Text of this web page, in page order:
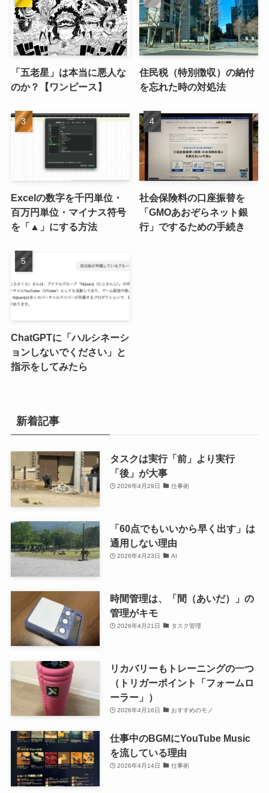
「五老星」は本当に悪人な
のか？【ワンピース】
住民税（特別徴収）の納付
を忘れた時の対処法
Excelの数字を千円単位・
百万円単位・マイナス符号
を「▲」にする方法
社会保険料の口座振替を
「GMOあおぞらネット銀
行」でするための手続き
ChatGPTに「ハルシネーシ
ョンしないでください」と
指示をしてみたら
新着記事
タスクは実行「前」より実行
「後」が大事
2026年4月29日 仕事術
「60点でもいいから早く出す」は
通用しない理由
2026年4月23日 AI
時間管理は、「間（あいだ）」の
管理がキモ
2026年4月21日 タスク管理
リカバリーもトレーニングの一つ
（トリガーポイント「フォームロ
ーラー」）
2026年4月16日 おすすめのモノ
仕事中のBGMにYouTube Music
を流している理由
2026年4月14日 仕事術